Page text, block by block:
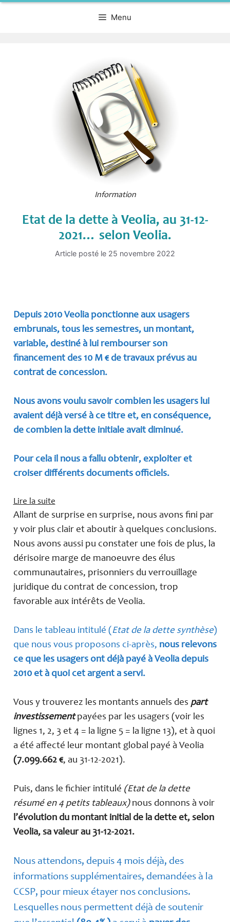
Menu
Information
Etat de la dette à Veolia, au 31-12-
2021… selon Veolia.
Article posté le 25 novembre 2022
Depuis 2010 Veolia ponctionne aux usagers
embrunais, tous les semestres, un montant,
variable, destiné à lui rembourser son
financement des 10 M € de travaux prévus au
contrat de concession.
Nous avons voulu savoir combien les usagers lui
avaient déjà versé à ce titre et, en conséquence,
de combien la dette initiale avait diminué.
Pour cela il nous a fallu obtenir, exploiter et
croiser différents documents officiels.
Lire la suite:
Etat
de
la
au
31-
2021…
selon
Veolia.
Allant de surprise en surprise, nous avons fini par
y voir plus clair et aboutir à quelques conclusions.
Nous avons aussi pu constater une fois de plus, la
dérisoire marge de manoeuvre des élus
communautaires, prisonniers du verrouillage
juridique du contrat de concession, trop
favorable aux intérêts de Veolia.
Dans le tableau intitulé (Etat de la dette synthèse)
que nous vous proposons ci-après, nous relevons
ce que les usagers ont déjà payé à Veolia depuis
2010 et à quoi cet argent a servi.
Vous y trouverez les montants annuels des part
investissementpayées par les usagers (voir les
lignes 1, 2, 3 et 4 = la ligne 5 = la ligne 13), et à quoi
a été affecté leur montant global payé à Veolia
(7.099.662 €, au 31-12-2021).
Puis, dans le fichier intitulé (Etat de la dette
résumé en 4 petits tableaux)nous donnons à voir
l’évolution du montant initial de la dette et, selon
Veolia, sa valeur au 31-12-2021.
Nous attendons, depuis 4 mois déjà, des
informations supplémentaires, demandées à la
CCSP, pour mieux étayer nos conclusions.
Lesquelles nous permettent déjà de soutenir